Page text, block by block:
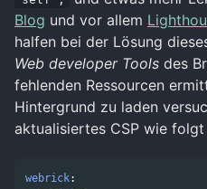
Blog und vor allem
halfen bei der Lösung
Web developer Tools des
fehlenden Ressourcen
Hintergrund zu laden
aktualisiertes CSP wie folgt
webrick: